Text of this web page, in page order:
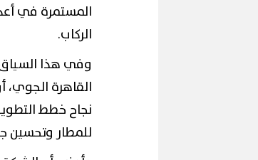
المستمرة في
الركاب.
وفي هذا
القاهرة الجوي،
نجاح خطط
للمطار وتحسين